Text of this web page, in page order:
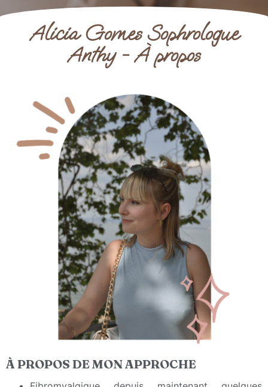
Alicia Gomes Sophrologue
Anthy - À propos
À PROPOS DE MON APPROCHE